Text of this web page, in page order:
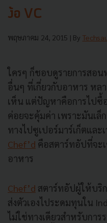
ง้อ VC
พฤษภาคม 24, 2015 | By
ใครๆ ก็ชอบดูรายการสอ
อื่นๆ ที่เกี่ยวกับอาหาร หล
เห็น แต่ปัญหาคือการไปซื้
ค่อยจะคุ้มค่า เพราะมันเล็
ทางไปซูเปอร์มาร์เก็ตและ
Chef’d คือสตาร์ทอัปที่จะ
อาหาร
Chef’d สตาร์ทอัปผู้ให้บริ
ส่งตัวเองไประดมทุนใน
ไม่ใช่ทางเดียวสำหรับกา